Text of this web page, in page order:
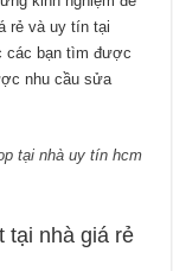
rẻ và uy tín tại
các bạn tìm được
nhu cầu sửa
tại nhà uy tín hcm
tại nhà giá rẻ